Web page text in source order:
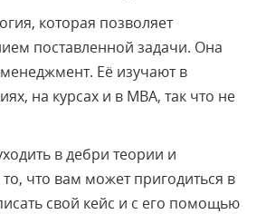
которая позволяет
поставленной задачи. Она
Её изучают в
на курсах и в MBA, так что не
в дебри теории и
что вам может пригодиться в
свой кейс и с его помощью